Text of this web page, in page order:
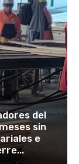
del
sin
e